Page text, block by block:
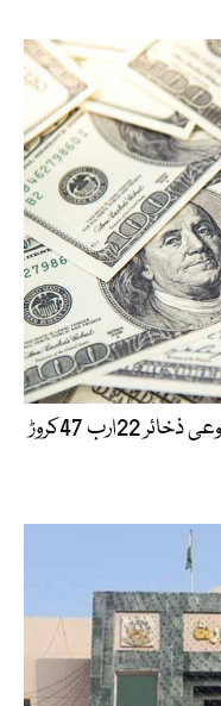
ملکی زرمبادلہ ذخائر میں اضافہ، مجموعی ذخائر 22ارب 47کروڑ